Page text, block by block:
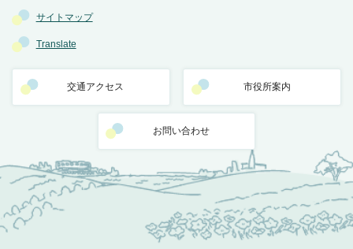
サイトマップ
Translate
交通アクセス 市役所案内
お問い合わせ